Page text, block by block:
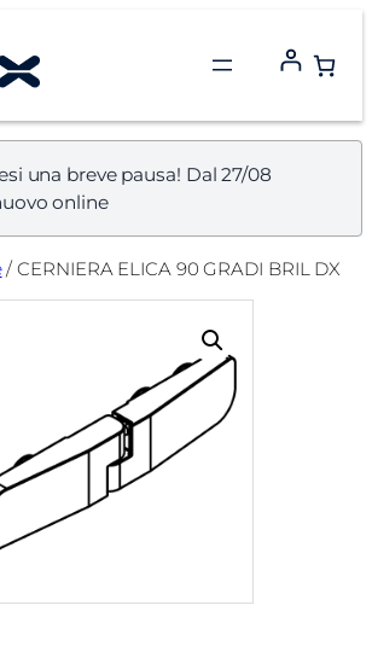
una breve pausa! Dal 27/08
online
/ CERNIERA ELICA 90 GRADI BRIL DX